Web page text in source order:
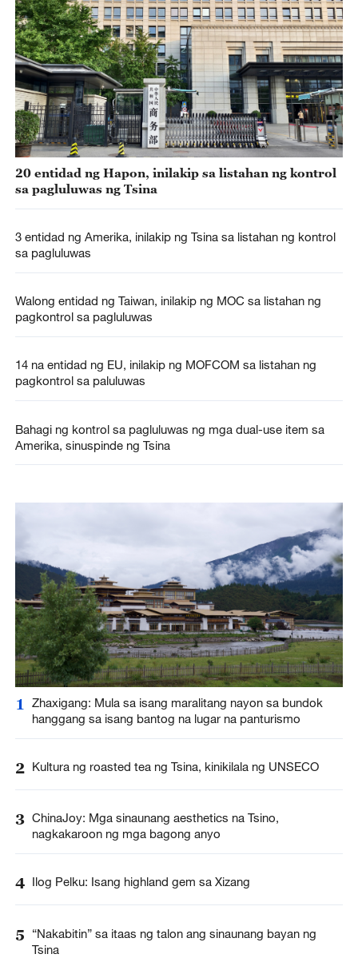
20 entidad ng Hapon, inilakip sa listahan ng kontrol
sa pagluluwas ng Tsina
3 entidad ng Amerika, inilakip ng Tsina sa listahan ng kontrol
sa pagluluwas
Walong entidad ng Taiwan, inilakip ng MOC sa listahan ng
pagkontrol sa pagluluwas
14 na entidad ng EU, inilakip ng MOFCOM sa listahan ng
pagkontrol sa paluluwas
Bahagi ng kontrol sa pagluluwas ng mga dual-use item sa
Amerika, sinuspinde ng Tsina
1
Zhaxigang: Mula sa isang maralitang nayon sa bundok
hanggang sa isang bantog na lugar na panturismo
2 Kultura ng roasted tea ng Tsina, kinikilala ng UNSECO
3 ChinaJoy: Mga sinaunang aesthetics na Tsino,
nagkakaroon ng mga bagong anyo
4 Ilog Pelku: Isang highland gem sa Xizang
5
“Nakabitin” sa itaas ng talon ang sinaunang bayan ng
Tsina